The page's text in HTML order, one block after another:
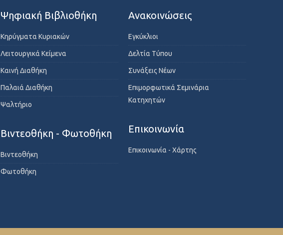
Ψηφιακή Βιβλιοθήκη
Κηρύγματα Κυριακών
Λειτουργικά Κείμενα
Καινή Διαθήκη
Παλαιά Διαθήκη
Ψαλτήριο
Βιντεοθήκη - Φωτοθήκη
Βιντεοθήκη
Φωτοθήκη
Ανακοινώσεις
Εγκύκλιοι
Δελτία Τύπου
Συνάξεις Νέων
Επιμορφωτικά Σεμινάρια
Κατηχητών
Επικοινωνία
Επικοινωνία - Χάρτης